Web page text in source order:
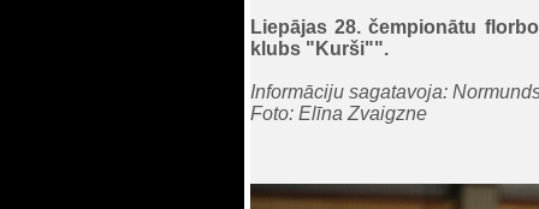
Liepājas 28. čempionātu
klubs "Kurši"".
Informāciju sagatavoja:
Foto: Elīna Zvaigzne